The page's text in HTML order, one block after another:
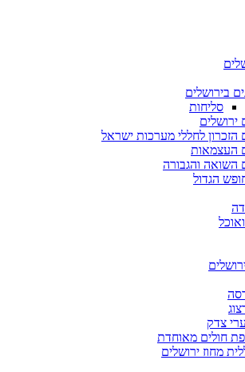
בירושלים
סליחות
ירושלים
הזכרון לחללי מערכות ישראל
העצמאות
השואה והגבורה
הגדול
צדק
חולים מאוחדת
מחוז ירושלים